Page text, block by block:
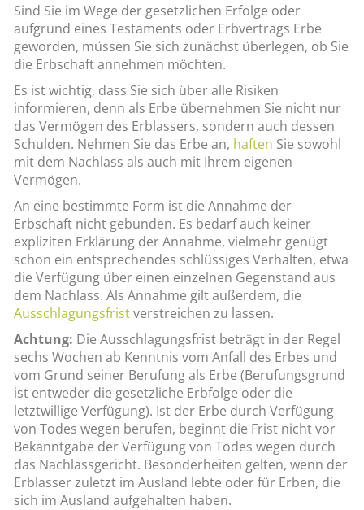
Sind Sie im Wege der gesetzlichen Erfolge oder
aufgrund eines Testaments oder Erbvertrags Erbe
geworden, müssen Sie sich zunächst überlegen, ob Sie
die Erbschaft annehmen möchten.
Es ist wichtig, dass Sie sich über alle Risiken
informieren, denn als Erbe übernehmen Sie nicht nur
das Vermögen des Erblassers, sondern auch dessen
Schulden. Nehmen Sie das Erbe an, haften Sie sowohl
mit dem Nachlass als auch mit Ihrem eigenen
Vermögen.
An eine bestimmte Form ist die Annahme der
Erbschaft nicht gebunden. Es bedarf auch keiner
expliziten Erklärung der Annahme, vielmehr genügt
schon ein entsprechendes schlüssiges Verhalten, etwa
die Verfügung über einen einzelnen Gegenstand aus
dem Nachlass. Als Annahme gilt außerdem, die
Ausschlagungsfristverstreichen zu lassen.
Achtung: Die Ausschlagungsfrist beträgt in der Regel
sechs Wochen ab Kenntnis vom Anfall des Erbes und
vom Grund seiner Berufung als Erbe (Berufungsgrund
ist entweder die gesetzliche Erbfolge oder die
letztwillige Verfügung). Ist der Erbe durch Verfügung
von Todes wegen berufen, beginnt die Frist nicht vor
Bekanntgabe der Verfügung von Todes wegen durch
das Nachlassgericht. Besonderheiten gelten, wenn der
Erblasser zuletzt im Ausland lebte oder für Erben, die
sich im Ausland aufgehalten haben.